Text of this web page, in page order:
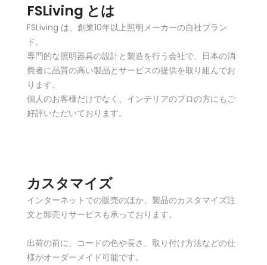
FSLiving とは
FSLiving は、創業10年以上照明メーカーの自社ブラン
ド。
専門的な照明器具の設計と製造を行う会社で、日本の消
費者に品質の高い製品とサービスの提供を取り組んでお
ります。
個人のお客様だけでなく、インテリアのプロの方にもご
好評いただいております。
カスタマイズ
インターネットでの販売のほか、製品のカスタマイズ注
文と卸売りサービスも承っております。
出荷の前に、コードの色や長さ、取り付け方法などの仕
様がオーダーメイド可能です。